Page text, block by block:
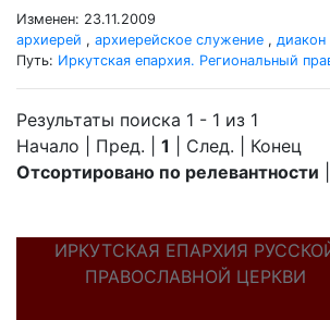
Изменен: 23.11.2009
архиерей , архиерейское служение , диакон
Путь: Иркутская епархия. Региональный
Результаты поиска 1 - 1 из 1
Начало | Пред. | 1 | След. | Конец
Отсортировано по релевантности
ИРКУТСКАЯ ЕПАРХИЯ
ПРАВОСЛАВНОЙ ЦЕРКВИ